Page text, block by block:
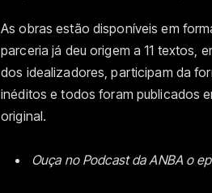
As obras estão disponíveis em
parceria já deu origem a 11 textos,
dos idealizadores, participam da
inéditos e todos foram publicados
original.
Ouça no Podcast da ANBA o